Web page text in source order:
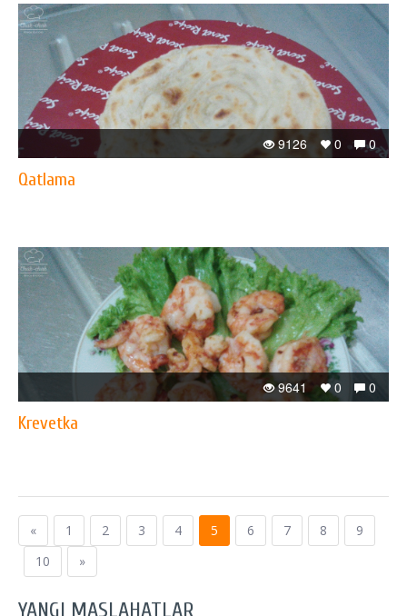
0
0
9126
Qatlama
0
0
9641
Krevetka
« 1 2 3 4 5 6 7 8
9
10
»
YANGI MASLAHATLAR